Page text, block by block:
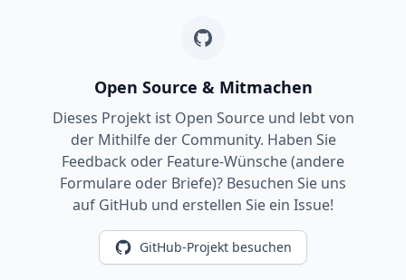
Open Source & Mitmachen
Dieses Projekt ist Open Source und lebt von
der Mithilfe der Community. Haben Sie
Feedback oder Feature-Wünsche (andere
Formulare oder Briefe)? Besuchen Sie uns
auf GitHub und erstellen Sie ein Issue!
GitHub-Projekt besuchen